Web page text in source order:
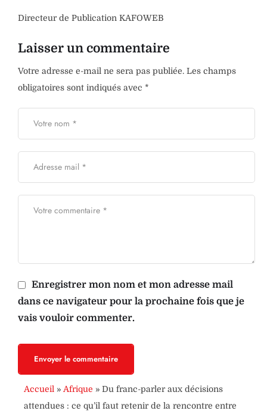
Directeur de Publication KAFOWEB
Laisser un commentaire
Votre adresse e-mail ne sera pas publiée. Les champs
obligatoires sont indiqués avec *
Enregistrer mon nom et mon adresse mail
dans ce navigateur pour la prochaine fois que je
vais vouloir commenter.
Envoyer le commentaire
Accueil » Afrique » Du franc-parler aux décisions
attendues : ce qu’il faut retenir de la rencontre entre